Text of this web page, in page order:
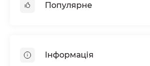
Популярне
Відпочинок, туризм
Інформація